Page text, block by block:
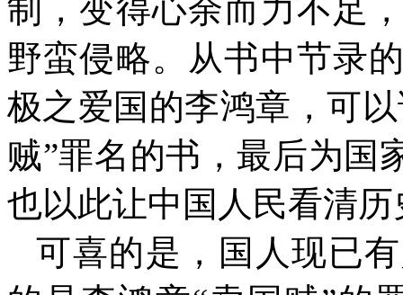
制，变得心余而力不足
野蛮侵略。从书中节录
极之爱国的李鸿章，可
贼”罪名的书，最后为国
也以此让中国人民看清
可喜的是，国人现已